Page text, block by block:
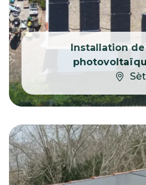
Installation